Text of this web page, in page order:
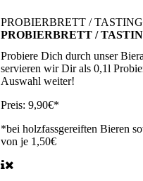
PROBIERBRETT /
PROBIERBRETT /
Probiere Dich durch unser
servieren wir Dir als 0,1l
Auswahl weiter!
Preis: 9,90€*
*bei holzfassgereiften Bieren
von je 1,50€